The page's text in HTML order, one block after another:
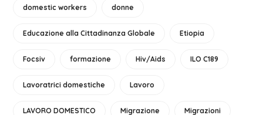
domestic workers donne
Educazione alla Cittadinanza Globale Etiopia
Focsiv formazione Hiv/Aids ILO C189
Lavoratrici domestiche Lavoro
LAVORO DOMESTICO Migrazione Migrazioni